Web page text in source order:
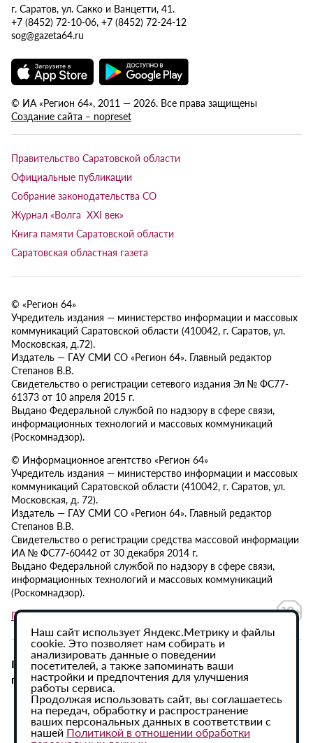
г. Саратов, ул. Сакко и Ванцетти, 41.
+7 (8452) 72-10-06, +7 (8452) 72-24-12
sog@gazeta64.ru
© ИА «Регион 64», 2011 — 2026. Все права защищены
Создание сайта – nopreset
Правительство Саратовской области
Официальные публикации
Собрание законодательства СО
Журнал «Волга XXI век»
Книга памяти Саратовской области
Саратовская областная газета
© «Регион 64»
Учредитель издания — министерство информации и массовых
коммуникаций Саратовской области (410042, г. Саратов, ул.
Московская, д.72).
Издатель — ГАУ СМИ СО «Регион 64». Главный редактор
Степанов В.В.
Свидетельство о регистрации сетевого издания Эл № ФС77-
61373 от 10 апреля 2015 г.
Выдано Федеральной службой по надзору в сфере связи,
информационных технологий и массовых коммуникаций
(Роскомнадзор).
© Информационное агентство «Регион 64»
Учредитель издания — министерство информации и массовых
коммуникаций Саратовской области (410042, г. Саратов, ул.
Московская, д. 72).
Издатель — ГАУ СМИ СО «Регион 64». Главный редактор
Степанов В.В.
Свидетельство о регистрации средства массовой информации
ИА № ФС77-60442 от 30 декабря 2014 г.
Выдано Федеральной службой по надзору в сфере связи,
информационных технологий и массовых коммуникаций
(Роскомнадзор).
Политика в отношении обработки персональных данных
При использовании материалов сайта активная
гиперссылка на ИА «Регион 64» обязательна.
Наш сайт использует Яндекс.Метрику и файлы
cookie. Это позволяет нам собирать и
анализировать данные о поведении
посетителей, а также запоминать ваши
настройки и предпочтения для улучшения
работы сервиса.
Продолжая использовать сайт, вы соглашаетесь
на передач, обработку и распространение
ваших персональных данных в соответствии с
нашей Политикой в отношении обработки